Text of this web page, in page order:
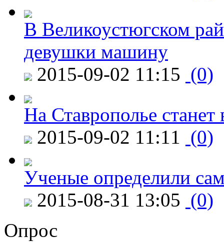
В Великоустюгском
девушки машину
2015-09-02 11:15 (0)
На Ставрополье
2015-09-02 11:11 (0)
Ученые определили
2015-08-31 13:05 (0)
Опрос